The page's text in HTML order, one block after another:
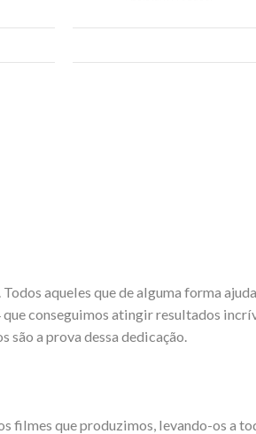
aqueles que de alguma forma
conseguimos atingir resultados
são a prova dessa dedicação.
filmes que produzimos, levando-os a